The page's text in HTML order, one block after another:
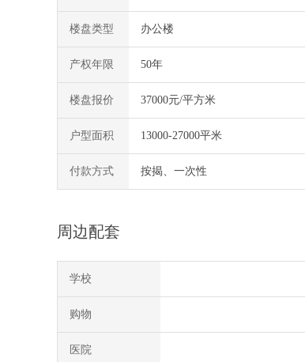
楼盘类型 办公楼
产权年限 50年
楼盘报价 37000元/平方米
户型面积 13000-27000平米
付款方式 按揭、一次性
周边配套
学校
购物
医院